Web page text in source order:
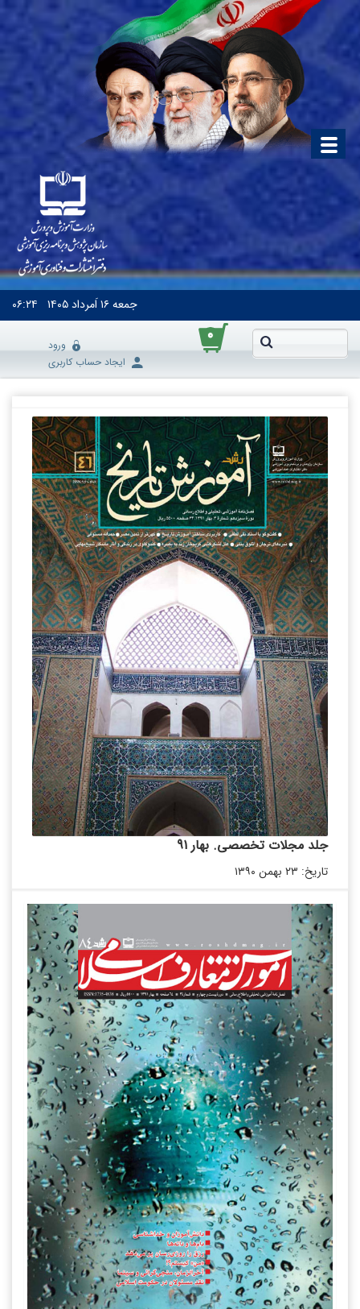
جمعه۱۶ اَمرداد ۱۴۰۵ ۰۶:۲۴
۰
ورود
ایجاد حساب کاربری
جلد مجلات تخصصی. بهار 91
تاریخ: ۲۳ بهمن ۱۳۹۰